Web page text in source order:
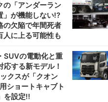
の「アンダーラン
」が機能しない!?
の欠陥で年間死者
人に上る可能性も
SUVの電動化と重
応する新モデル！
クスが「クオン
ショートキャブト
を設定!!